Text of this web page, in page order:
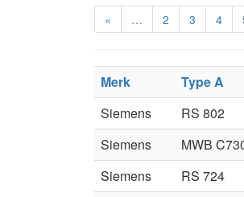
« … 2 3 4
Merk Type A
Siemens
RS 802
Siemens
MWB
Siemens
RS 724